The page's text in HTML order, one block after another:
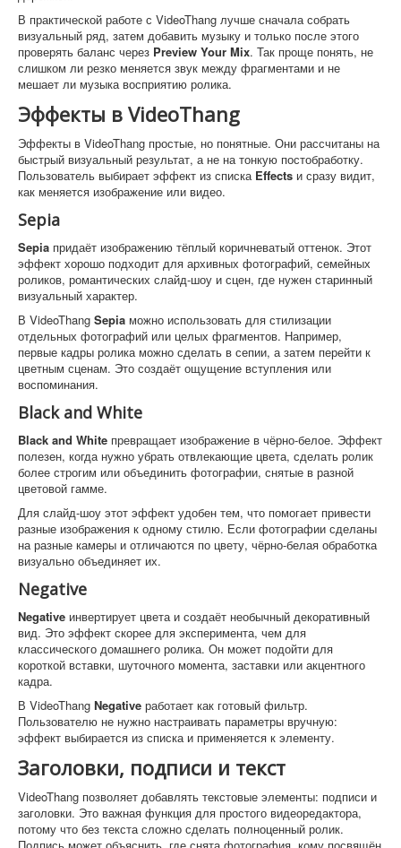
В практической работе с VideoThang лучше сначала собрать
визуальный ряд, затем добавить музыку и только после этого
проверять баланс через Preview Your Mix. Так проще понять, не
слишком ли резко меняется звук между фрагментами и не
мешает ли музыка восприятию ролика.
Эффекты в VideoThang
Эффекты в VideoThang простые, но понятные. Они рассчитаны на
быстрый визуальный результат, а не на тонкую постобработку.
Пользователь выбирает эффект из списка Effects и сразу видит,
как меняется изображение или видео.
Sepia
Sepia придаёт изображению тёплый коричневатый оттенок. Этот
эффект хорошо подходит для архивных фотографий, семейных
роликов, романтических слайд-шоу и сцен, где нужен старинный
визуальный характер.
В VideoThang Sepia можно использовать для стилизации
отдельных фотографий или целых фрагментов. Например,
первые кадры ролика можно сделать в сепии, а затем перейти к
цветным сценам. Это создаёт ощущение вступления или
воспоминания.
Black and White
Black and White превращает изображение в чёрно-белое. Эффект
полезен, когда нужно убрать отвлекающие цвета, сделать ролик
более строгим или объединить фотографии, снятые в разной
цветовой гамме.
Для слайд-шоу этот эффект удобен тем, что помогает привести
разные изображения к одному стилю. Если фотографии сделаны
на разные камеры и отличаются по цвету, чёрно-белая обработка
визуально объединяет их.
Negative
Negative инвертирует цвета и создаёт необычный декоративный
вид. Это эффект скорее для эксперимента, чем для
классического домашнего ролика. Он может подойти для
короткой вставки, шуточного момента, заставки или акцентного
кадра.
В VideoThang Negative работает как готовый фильтр.
Пользователю не нужно настраивать параметры вручную:
эффект выбирается из списка и применяется к элементу.
Заголовки, подписи и текст
VideoThang позволяет добавлять текстовые элементы: подписи и
заголовки. Это важная функция для простого видеоредактора,
потому что без текста сложно сделать полноценный ролик.